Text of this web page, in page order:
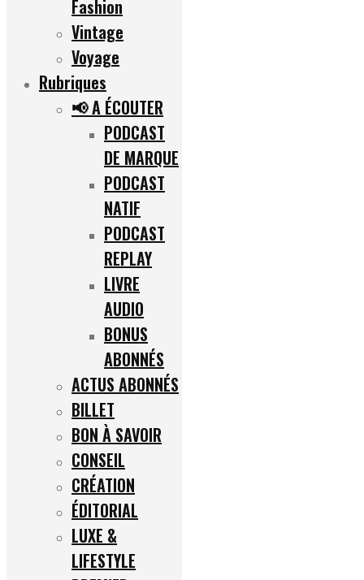
Fashion
Vintage
Voyage
Rubriques
📢 A ÉCOUTER
PODCAST
DE MARQUE
PODCAST
NATIF
PODCAST
REPLAY
LIVRE
AUDIO
BONUS
ABONNÉS
ACTUS ABONNÉS
BILLET
BON À SAVOIR
CONSEIL
CRÉATION
ÉDITORIAL
LUXE &
LIFESTYLE